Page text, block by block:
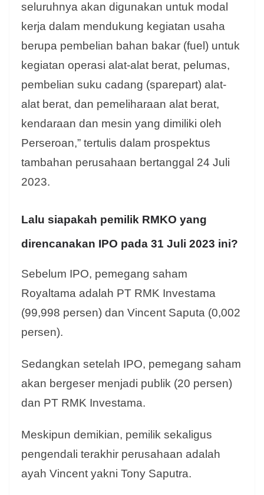
seluruhnya akan digunakan untuk modal
kerja dalam mendukung kegiatan usaha
berupa pembelian bahan bakar (fuel) untuk
kegiatan operasi alat-alat berat, pelumas,
pembelian suku cadang (sparepart) alat-
alat berat, dan pemeliharaan alat berat,
kendaraan dan mesin yang dimiliki oleh
Perseroan,” tertulis dalam prospektus
tambahan perusahaan bertanggal 24 Juli
2023.
Lalu siapakah pemilik RMKO yang
direncanakan IPO pada 31 Juli 2023 ini?
Sebelum IPO, pemegang saham
Royaltama adalah PT RMK Investama
(99,998 persen) dan Vincent Saputa (0,002
persen).
Sedangkan setelah IPO, pemegang saham
akan bergeser menjadi publik (20 persen)
dan PT RMK Investama.
Meskipun demikian, pemilik sekaligus
pengendali terakhir perusahaan adalah
ayah Vincent yakni Tony Saputra.